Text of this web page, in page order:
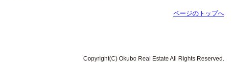
ページのトップへ
Copyright(C) Okubo Real Estate All Rights Reserved.